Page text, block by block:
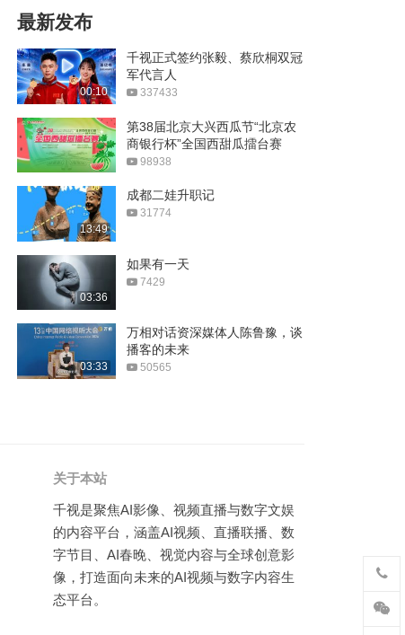
03:36
听》
04:04
03:12
祖国
04:43
小月月《五环之歌》
最新发布
00:10
千视正式签约张毅、蔡欣桐双冠
军代言人
337433
第38届北京大兴西瓜节“北京农
商银行杯”全国西甜瓜擂台赛
98938
13:49
成都二娃升职记
31774
03:36
如果有一天
7429
03:33
万相对话资深媒体人陈鲁豫，谈
播客的未来
50565
关于本站
千视是聚焦AI影像、视频直播与数字文娱
的内容平台，涵盖AI视频、直播联播、数
字节目、AI春晚、视觉内容与全球创意影
像，打造面向未来的AI视频与数字内容生
态平台。